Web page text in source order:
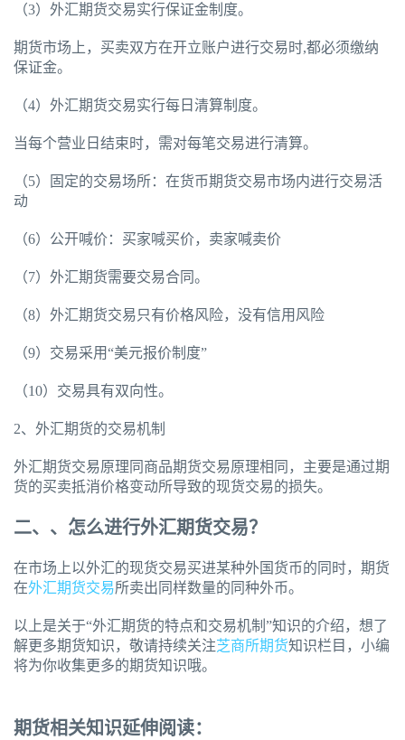
（3）外汇期货交易实行保证金制度。
期货市场上，买卖双方在开立账户进行交易时,都必须缴纳
保证金。
（4）外汇期货交易实行每日清算制度。
当每个营业日结束时，需对每笔交易进行清算。
（5）固定的交易场所：在货币期货交易市场内进行交易活
动
（6）公开喊价：买家喊买价，卖家喊卖价
（7）外汇期货需要交易合同。
（8）外汇期货交易只有价格风险，没有信用风险
（9）交易采用“美元报价制度”
（10）交易具有双向性。
2、外汇期货的交易机制
外汇期货交易原理同商品期货交易原理相同，主要是通过期
货的买卖抵消价格变动所导致的现货交易的损失。
二、、怎么进行外汇期货交易？
在市场上以外汇的现货交易买进某种外国货币的同时，期货
在外汇期货交易所卖出同样数量的同种外币。
以上是关于“外汇期货的特点和交易机制”知识的介绍，想了
解更多期货知识，敬请持续关注芝商所期货知识栏目，小编
将为你收集更多的期货知识哦。
期货相关知识延伸阅读：